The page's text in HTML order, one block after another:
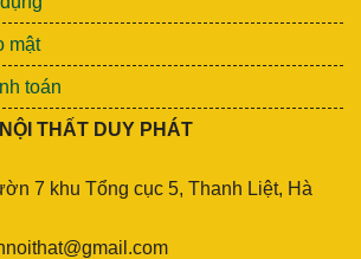
mật
toán
THẤT DUY PHÁT
7 khu Tổng cục 5, Thanh Liệt, Hà